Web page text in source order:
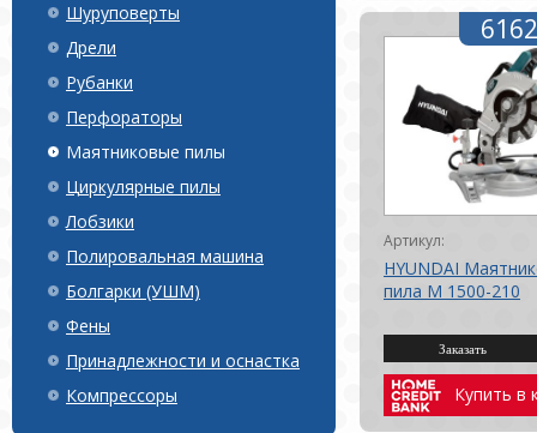
Шуруповерты
Дрели
Рубанки
Перфораторы
Маятниковые пилы
Циркулярные пилы
Лобзики
Полировальная машина
Болгарки (УШМ)
Фены
Принадлежности и оснастка
Компрессоры
Артикул:
HYUNDAI
пила M 1500-210
Купить в